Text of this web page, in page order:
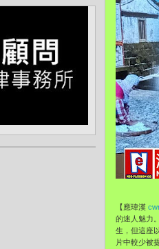
【應瑋漢
的迷人魅力
生，但這座
片中較少被